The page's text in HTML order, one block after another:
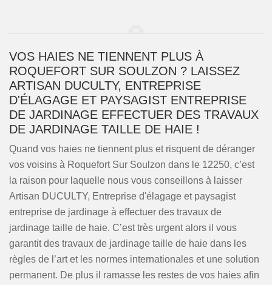
VOS HAIES NE TIENNENT PLUS À
ROQUEFORT SUR SOULZON ? LAISSEZ
ARTISAN DUCULTY, ENTREPRISE
D'ÉLAGAGE ET PAYSAGIST ENTREPRISE
DE JARDINAGE EFFECTUER DES TRAVAUX
DE JARDINAGE TAILLE DE HAIE !
Quand vos haies ne tiennent plus et risquent de déranger
vos voisins à Roquefort Sur Soulzon dans le 12250, c’est
la raison pour laquelle nous vous conseillons à laisser
Artisan DUCULTY, Entreprise d'élagage et paysagist
entreprise de jardinage à effectuer des travaux de
jardinage taille de haie. C’est très urgent alors il vous
garantit des travaux de jardinage taille de haie dans les
règles de l’art et les normes internationales et une solution
permanent. De plus il ramasse les restes de vos haies afin